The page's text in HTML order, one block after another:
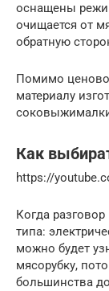
оснащены
очищается от
обратную
Помимо
материалу
Как
https://
Когда
типа:
можно будет
мясорубку,
большинства